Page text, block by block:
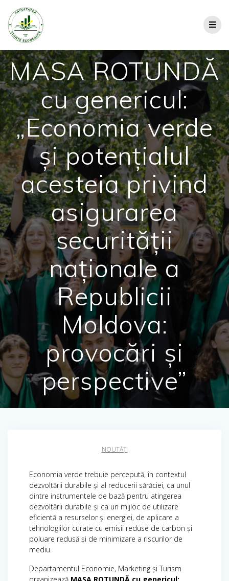
MASA ROTUNDĂ
cu genericul:
„Economia verde
și potențialul
acesteia privind
asigurarea
securității
naționale a
Republicii
Moldova:
provocări și
perspective”
NOUTĂȚI
Economia verde trebuie percepută, în contextul
dezvoltării durabile şi al reducerii sărăciei, ca unul
dintre instrumentele de bază pentru atingerea
dezvoltării durabile şi ca un mijloc de utilizare
eficientă a resurselor şi energiei, de aplicare a
tehnologiilor curate cu emisii reduse de carbon şi
poluare redusă şi de minimizare a riscurilor de
mediu.
Departamentul Economie, Marketing și Turism